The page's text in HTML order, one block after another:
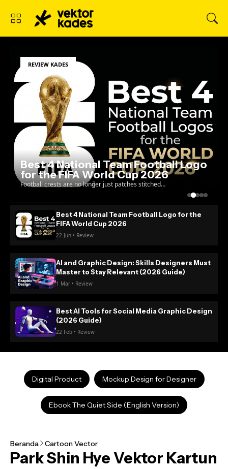
REVIEW KADES
Best 4 National Team Football Logo
for the FIFA World Cup 2026
Football crests are no longer just patches stitched
Best 4 National Team Football Logo for the
FIFA World Cup 2026
22 Jun • Review
AI and Graphic Design: Skills Designers Must
Master to Stay Relevant (2026 Guide)
1 Mar • Review
Best AI Tools for Social Media Graphic Design
(2026 Guide)
22 Feb • Review
Digital Product Mockup Design for Designer
Ebook The Quiet Side (English Version)
Beranda Cartoon Vector
Park Shin Hye Vektor Kartun